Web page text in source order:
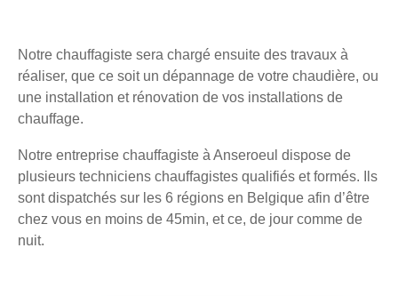
Notre chauffagiste sera chargé ensuite des travaux à
réaliser, que ce soit un dépannage de votre chaudière, ou
une installation et rénovation de vos installations de
chauffage.
Notre entreprise chauffagiste à Anseroeul dispose de
plusieurs techniciens chauffagistes qualifiés et formés. Ils
sont dispatchés sur les 6 régions en Belgique afin d’être
chez vous en moins de 45min, et ce, de jour comme de
nuit.